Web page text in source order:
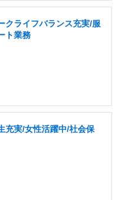
クライフバランス充実/服
ト業務
充実/女性活躍中/社会保